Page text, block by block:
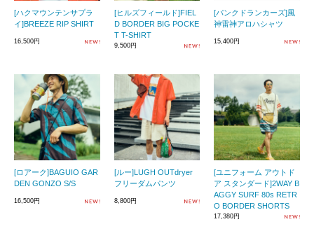
[ハクマウンテンサプラ
イ]BREEZE RIP SHIRT
16,500円
[ヒルズフィールド]FIEL
D BORDER BIG POCKE
T T-SHIRT
9,500円
[パンクドランカーズ]風
神雷神アロハシャツ
15,400円
[ロアーク]BAGUIO GAR
DEN GONZO S/S
16,500円
[ルー]LUGH OUTdryer
フリーダムパンツ
8,800円
[ユニフォーム アウトド
ア スタンダード]2WAY B
AGGY SURF 80s RETR
O BORDER SHORTS
17,380円